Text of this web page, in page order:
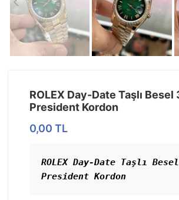
ROLEX Day-Date Taşlı Besel
President Kordon
0,00 TL
ROLEX Day-Date Taşlı
President Kordon